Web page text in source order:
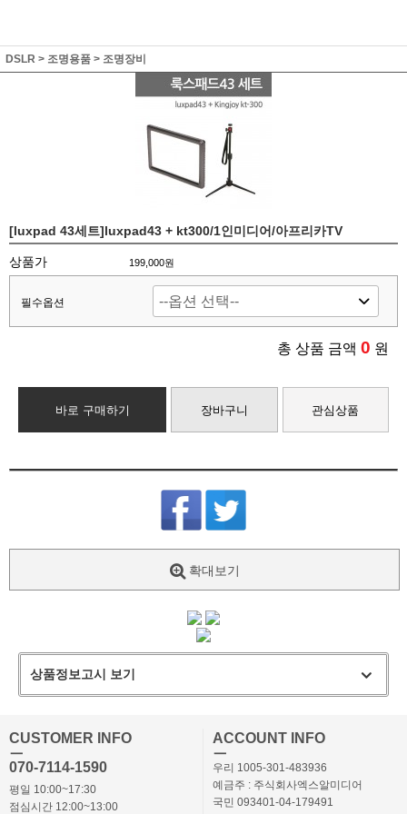
DSLR > 조명용품 > 조명장비
[luxpad 43세트]luxpad43 + kt300/1인미디어/아프리카TV
상품가 199,000원
필수옵션
총 상품 금액 0 원
바로 구매하기 장바구니 관심상품
확대보기
상품정보고시 보기
CUSTOMER INFO
ㅡ
070-7114-1590
평일 10:00~17:30
점심시간 12:00~13:00
ACCOUNT INFO
ㅡ
우리 1005-301-483936
예금주 : 주식회사엑스알미디어
국민 093401-04-179491